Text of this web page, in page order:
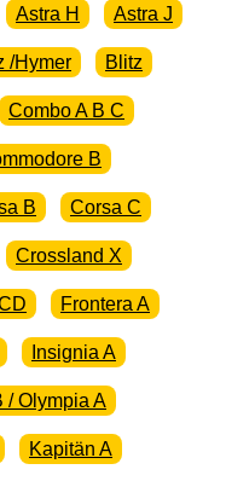
Astra H Astra J
/Hymer Blitz
Combo A B C
B
B Corsa C
Crossland X
Frontera A
Insignia A
/ Olympia A
Kapitän A